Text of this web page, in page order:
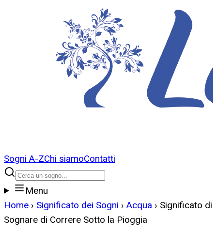
Sogni A-ZChi siamoContatti
Menu
Home › Significato dei Sogni › Acqua › Significato di
Sognare di Correre Sotto la Pioggia